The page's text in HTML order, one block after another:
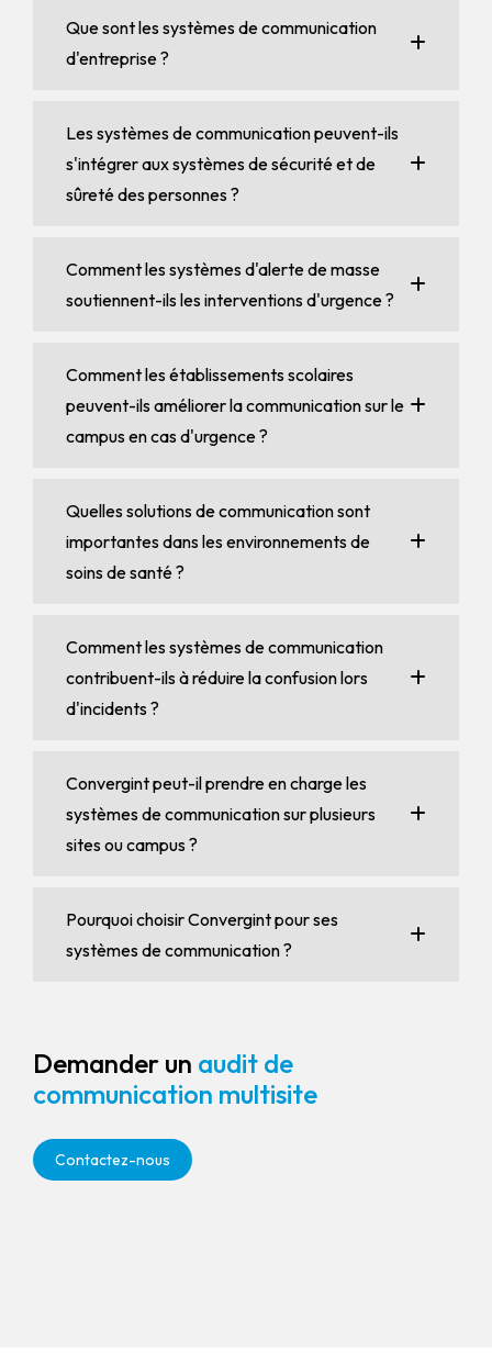
Que sont les systèmes de communication
d'entreprise ?
Les systèmes de communication peuvent-ils
s'intégrer aux systèmes de sécurité et de
sûreté des personnes ?
Comment les systèmes d'alerte de masse
soutiennent-ils les interventions d'urgence ?
Comment les établissements scolaires
peuvent-ils améliorer la communication sur le
campus en cas d'urgence ?
Quelles solutions de communication sont
importantes dans les environnements de
soins de santé ?
Comment les systèmes de communication
contribuent-ils à réduire la confusion lors
d'incidents ?
Convergint peut-il prendre en charge les
systèmes de communication sur plusieurs
sites ou campus ?
Pourquoi choisir Convergint pour ses
systèmes de communication ?
Demander un audit de
communication multisite
Contactez-nous